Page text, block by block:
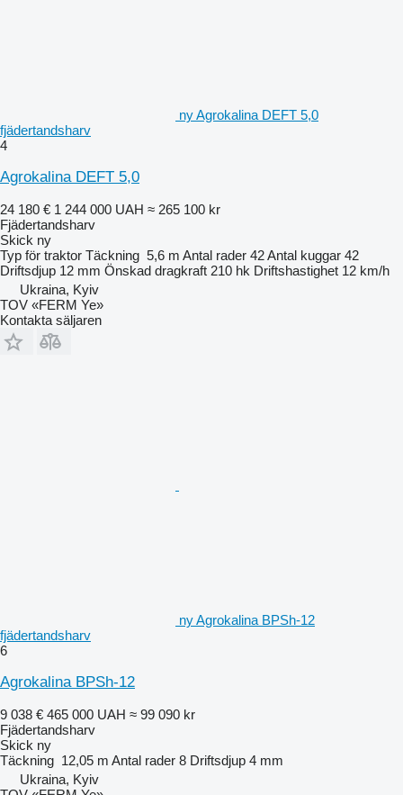
ny Agrokalina DEFT 5,0
fjädertandsharv
4
Agrokalina DEFT 5,0
24 180 € 1 244 000 UAH ≈ 265 100 kr
Fjädertandsharv
Skick ny
Typ för traktor Täckning 5,6 m Antal rader 42Antal kuggar 42
Driftsdjup 12 mm Önskad dragkraft 210 hk Driftshastighet 12 km/h
Ukraina, Kyiv
TOV «FERM Ye»
Kontakta säljaren
ny Agrokalina BPSh-12
fjädertandsharv
6
Agrokalina BPSh-12
9 038 € 465 000 UAH ≈ 99 090 kr
Fjädertandsharv
Skick ny
Täckning 12,05 m Antal rader 8 Driftsdjup 4 mm
Ukraina, Kyiv